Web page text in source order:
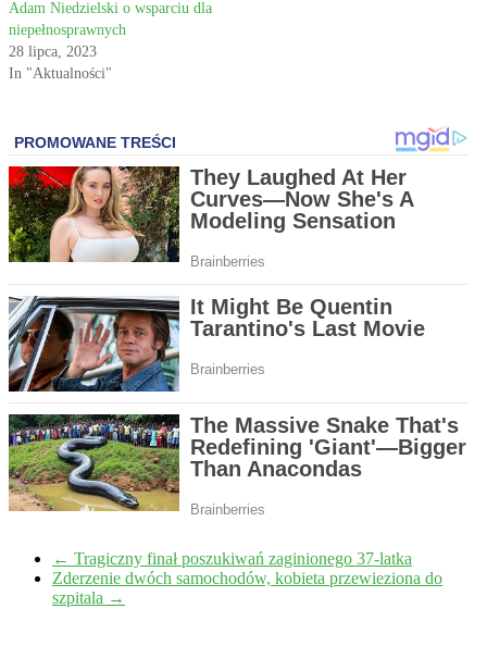
Adam Niedzielski o wsparciu dla
niepełnosprawnych
28 lipca, 2023
In "Aktualności"
← Tragiczny finał poszukiwań zaginionego 37-latka
Zderzenie dwóch samochodów, kobieta przewieziona do
szpitala →